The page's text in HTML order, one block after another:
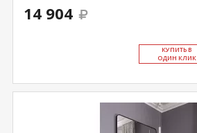
14 904
КУ­ПИТЬ В
ОДИН КЛИК